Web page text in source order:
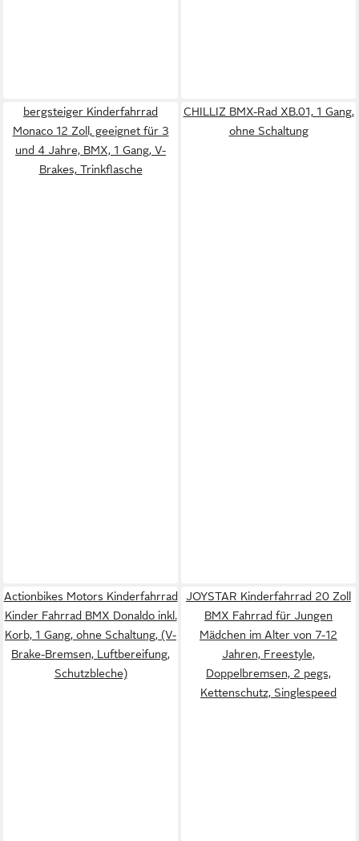
bergsteiger Kinderfahrrad
Monaco 12 Zoll, geeignet für 3
und 4 Jahre, BMX, 1 Gang, V-
Brakes, Trinkflasche
CHILLIZ BMX-Rad XB.01, 1 Gang,
ohne Schaltung
Actionbikes Motors Kinderfahrrad
Kinder Fahrrad BMX Donaldo inkl.
Korb, 1 Gang, ohne Schaltung, (V-
Brake-Bremsen, Luftbereifung,
Schutzbleche)
JOYSTAR Kinderfahrrad 20 Zoll
BMX Fahrrad für Jungen
Mädchen im Alter von 7-12
Jahren, Freestyle,
Doppelbremsen, 2 pegs,
Kettenschutz, Singlespeed